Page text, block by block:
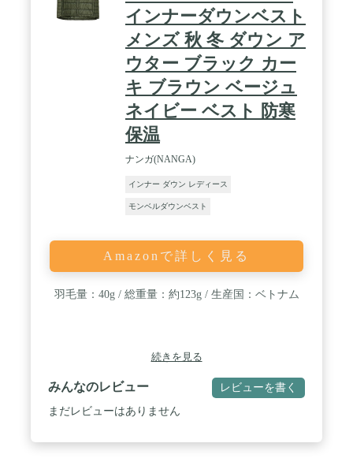
インナーダウンベスト
メンズ 秋 冬 ダウン ア
ウター ブラック カー
キ ブラウン ベージュ
ネイビー ベスト 防寒
保温
ナンガ(NANGA)
インナー ダウン レディース
モンベルダウンベスト
Amazonで詳しく見る
羽毛量：40g / 総重量：約123g / 生産国：ベトナム
続きを見る
みんなのレビュー レビューを書く
まだレビューはありません